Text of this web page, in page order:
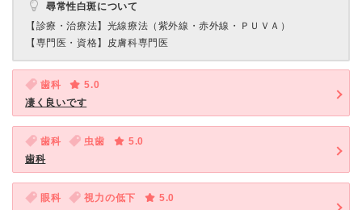
尋常性白斑について
【診療・治療法】 光線療法（紫外線・赤外線・ＰＵＶＡ）
【専門医・資格】 皮膚科専門医
歯科
5.0
凄く良いです
歯科 虫歯
5.0
歯科
眼科 視力の低下 5.0